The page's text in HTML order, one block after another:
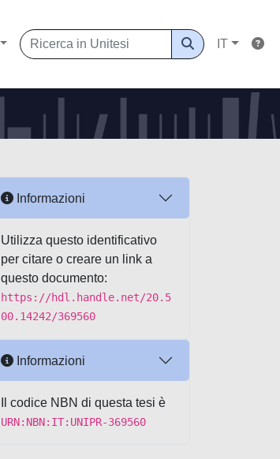
IT
Informazioni
Utilizza questo identificativo
per citare o creare un link a
questo documento:
https://hdl.handle.net/20.5
00.14242/369560
Informazioni
Il codice NBN di questa tesi è
URN:NBN:IT:UNIPR-369560